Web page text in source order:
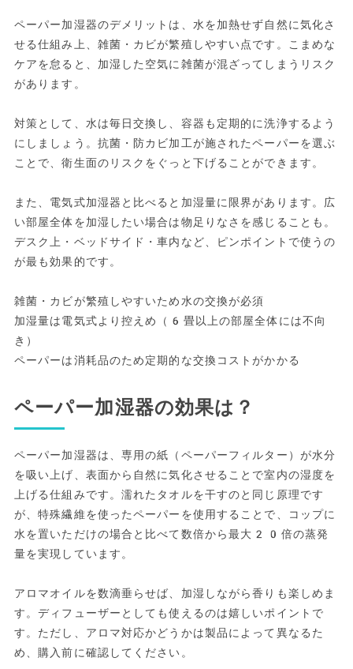
ペーパー加湿器のデメリットは、水を加熱せず自然に気化さ
せる仕組み上、雑菌・カビが繁殖しやすい点です。こまめな
ケアを怠ると、加湿した空気に雑菌が混ざってしまうリスク
があります。
対策として、水は毎日交換し、容器も定期的に洗浄するよう
にしましょう。抗菌・防カビ加工が施されたペーパーを選ぶ
ことで、衛生面のリスクをぐっと下げることができます。
また、電気式加湿器と比べると加湿量に限界があります。広
い部屋全体を加湿したい場合は物足りなさを感じることも。
デスク上・ベッドサイド・車内など、ピンポイントで使うの
が最も効果的です。
雑菌・カビが繁殖しやすいため水の交換が必須
加湿量は電気式より控えめ（6畳以上の部屋全体には不向
き）
ペーパーは消耗品のため定期的な交換コストがかかる
ペーパー加湿器の効果は？
ペーパー加湿器は、専用の紙（ペーパーフィルター）が水分
を吸い上げ、表面から自然に気化させることで室内の湿度を
上げる仕組みです。濡れたタオルを干すのと同じ原理です
が、特殊繊維を使ったペーパーを使用することで、コップに
水を置いただけの場合と比べて数倍から最大20倍の蒸発
量を実現しています。
アロマオイルを数滴垂らせば、加湿しながら香りも楽しめま
す。ディフューザーとしても使えるのは嬉しいポイントで
す。ただし、アロマ対応かどうかは製品によって異なるた
め、購入前に確認してください。